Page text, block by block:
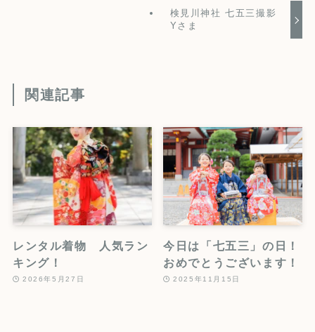
検見川神社 七五三撮影
Yさま
関連記事
レンタル着物 人気ラン
キング！
2026年5月27日
今日は「七五三」の日！
おめでとうございます！
2025年11月15日